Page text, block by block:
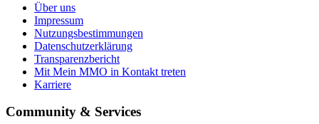
Über uns
Impressum
Nutzungsbestimmungen
Datenschutzerklärung
Transparenzbericht
Mit Mein MMO in Kontakt treten
Karriere
Community & Services